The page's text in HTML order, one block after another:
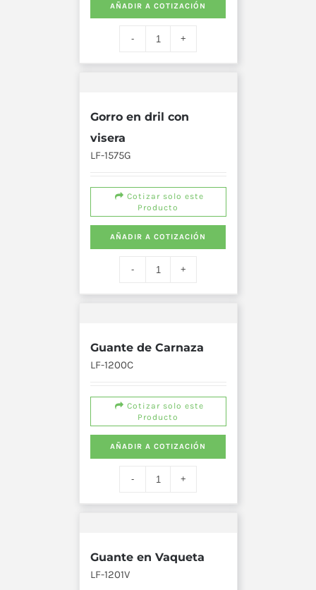
AÑADIR A COTIZACIÓN
Gorro en dril con
visera
LF-1575G
Cotizar solo este
Producto
AÑADIR A COTIZACIÓN
Guante de Carnaza
LF-1200C
Cotizar solo este
Producto
AÑADIR A COTIZACIÓN
Guante en Vaqueta
LF-1201V